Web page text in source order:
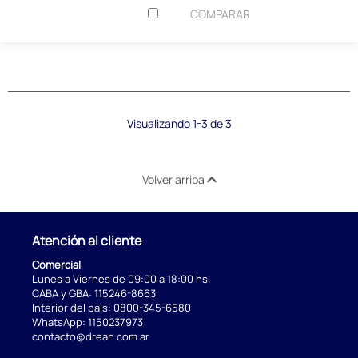
COMPARAR
Visualizando 1-3 de 3
Volver arriba
Atención al cliente
Comercial
Lunes a Viernes de 09:00 a 18:00 hs.
CABA y GBA: 115246-8663
Interior del país: 0800-345-6580
WhatsApp: 1150237973
contacto@drean.com.ar